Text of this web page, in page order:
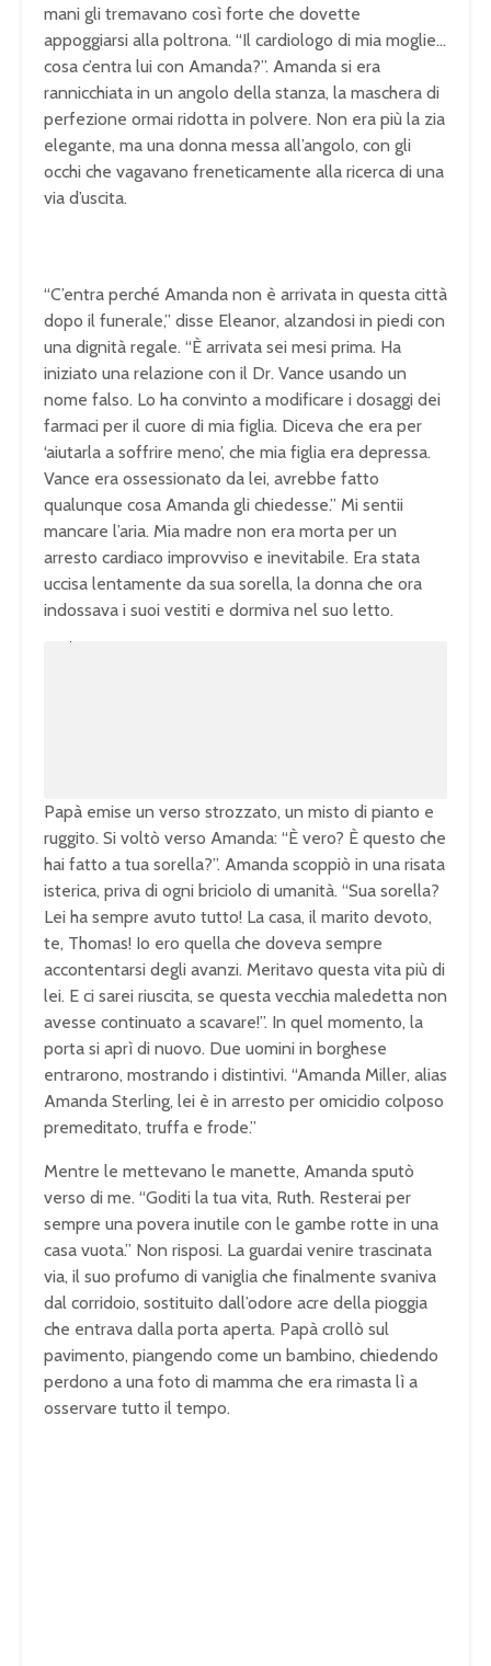
mani gli tremavano così forte che dovette
appoggiarsi alla poltrona. “Il cardiologo di mia moglie…
cosa c’entra lui con Amanda?”. Amanda si era
rannicchiata in un angolo della stanza, la maschera di
perfezione ormai ridotta in polvere. Non era più la zia
elegante, ma una donna messa all’angolo, con gli
occhi che vagavano freneticamente alla ricerca di una
via d’uscita.
“C’entra perché Amanda non è arrivata in questa città
dopo il funerale,” disse Eleanor, alzandosi in piedi con
una dignità regale. “È arrivata sei mesi prima. Ha
iniziato una relazione con il Dr. Vance usando un
nome falso. Lo ha convinto a modificare i dosaggi dei
farmaci per il cuore di mia figlia. Diceva che era per
‘aiutarla a soffrire meno’, che mia figlia era depressa.
Vance era ossessionato da lei, avrebbe fatto
qualunque cosa Amanda gli chiedesse.” Mi sentii
mancare l’aria. Mia madre non era morta per un
arresto cardiaco improvviso e inevitabile. Era stata
uccisa lentamente da sua sorella, la donna che ora
indossava i suoi vestiti e dormiva nel suo letto.
Papà emise un verso strozzato, un misto di pianto e
ruggito. Si voltò verso Amanda: “È vero? È questo che
hai fatto a tua sorella?”. Amanda scoppiò in una risata
isterica, priva di ogni briciolo di umanità. “Sua sorella?
Lei ha sempre avuto tutto! La casa, il marito devoto,
te, Thomas! Io ero quella che doveva sempre
accontentarsi degli avanzi. Meritavo questa vita più di
lei. E ci sarei riuscita, se questa vecchia maledetta non
avesse continuato a scavare!”. In quel momento, la
porta si aprì di nuovo. Due uomini in borghese
entrarono, mostrando i distintivi. “Amanda Miller, alias
Amanda Sterling, lei è in arresto per omicidio colposo
premeditato, truffa e frode.”
Mentre le mettevano le manette, Amanda sputò
verso di me. “Goditi la tua vita, Ruth. Resterai per
sempre una povera inutile con le gambe rotte in una
casa vuota.” Non risposi. La guardai venire trascinata
via, il suo profumo di vaniglia che finalmente svaniva
dal corridoio, sostituito dall’odore acre della pioggia
che entrava dalla porta aperta. Papà crollò sul
pavimento, piangendo come un bambino, chiedendo
perdono a una foto di mamma che era rimasta lì a
osservare tutto il tempo.